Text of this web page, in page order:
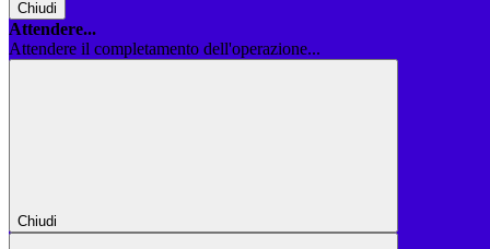
Chiudi
Attendere...
Attendere il completamento dell'operazione...
Chiudi